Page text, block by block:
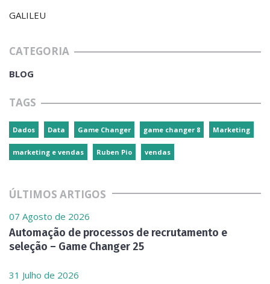
GALILEU
CATEGORIA
BLOG
TAGS
Dados Data Game Changer game changer 8 Marketing
marketing e vendas Ruben Pio vendas
ÚLTIMOS ARTIGOS
07 Agosto de 2026
Automação de processos de recrutamento e
seleção – Game Changer 25
31 Julho de 2026